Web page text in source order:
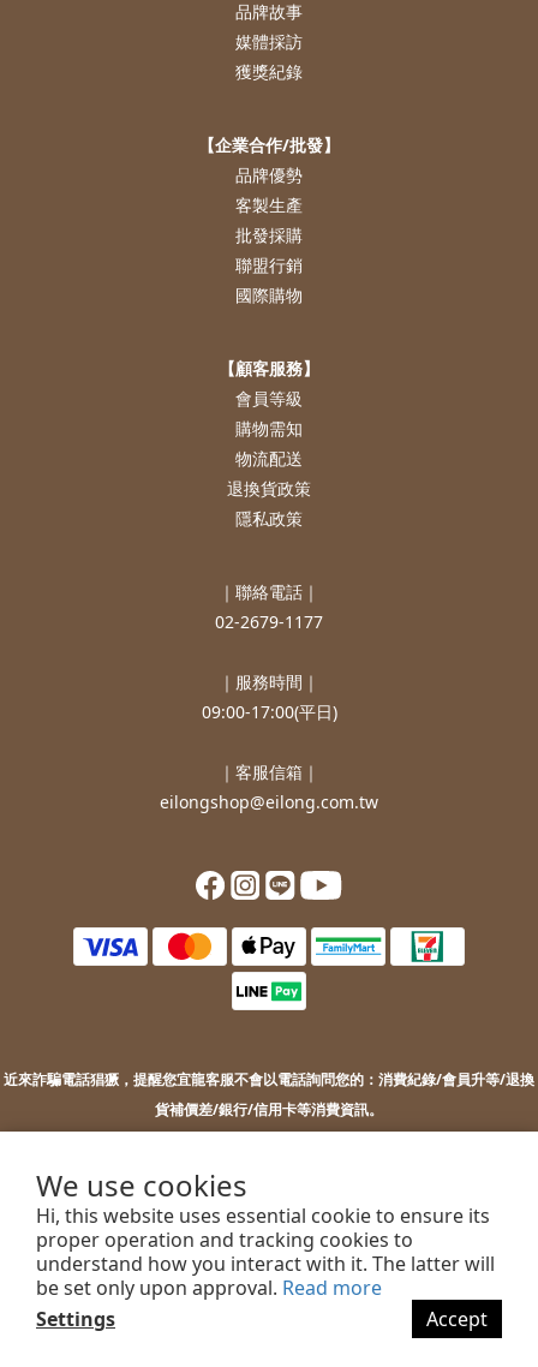
We use cookies
Hi, this website uses essential cookie to ensure its
proper operation and tracking cookies to
understand how you interact with it. The latter will
be set only upon approval. Read more
Settings
Accept
BUY NOW
品牌故事
媒體採訪
獲獎紀錄
【企業合作/批發】
品牌優勢
客製生產
批發採購
聯盟行銷
國際購物
【顧客服務】
會員等級
購物需知
物流配送
退換貨政策
隱私政策
｜聯絡電話｜
02-2679-1177
｜服務時間｜
09:00-17:00(平日)
｜客服信箱｜
eilongshop@eilong.com.tw
近來詐騙電話猖獗，提醒您宜龍客服不會以電話詢問您的： 消費紀錄/會員升等/退換
貨補價差/銀行/信用卡等消費資訊。
2022 EILONG ENTERPRISE CO.,LTD.